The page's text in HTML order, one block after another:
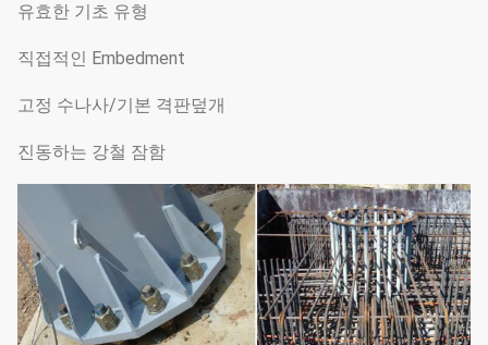
유효한 기초 유형
직접적인 Embedment
고정 수나사/기본 격판덮개
진동하는 강철 잠함